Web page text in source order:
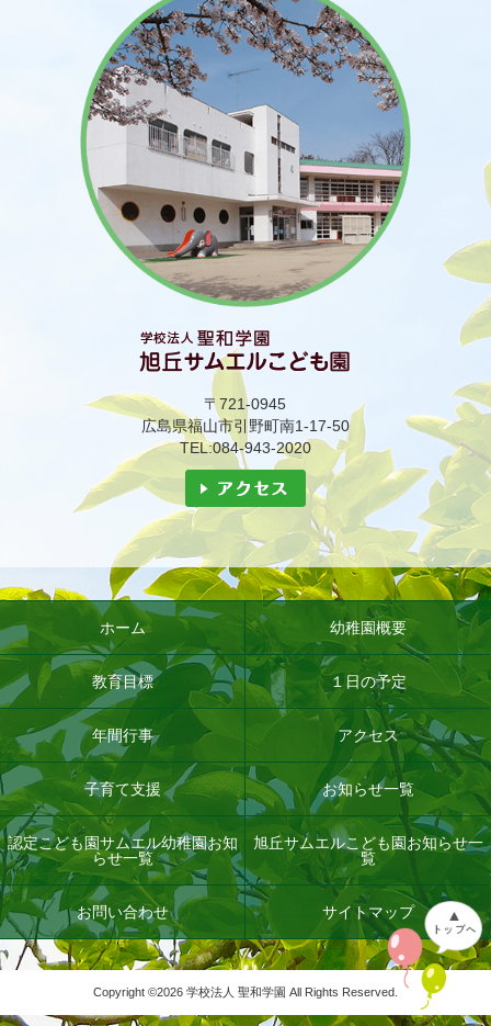
〒721-0945
広島県福山市引野町南1-17-50
TEL:084-943-2020
ホーム 幼稚園概要
教育目標 １日の予定
年間行事 アクセス
子育て支援 お知らせ一覧
認定こども園サムエル幼稚園お知
らせ一覧
旭丘サムエルこども園お知らせ一
覧
お問い合わせ サイトマップ
Copyright ©2026 学校法人 聖和学園 All Rights Reserved.